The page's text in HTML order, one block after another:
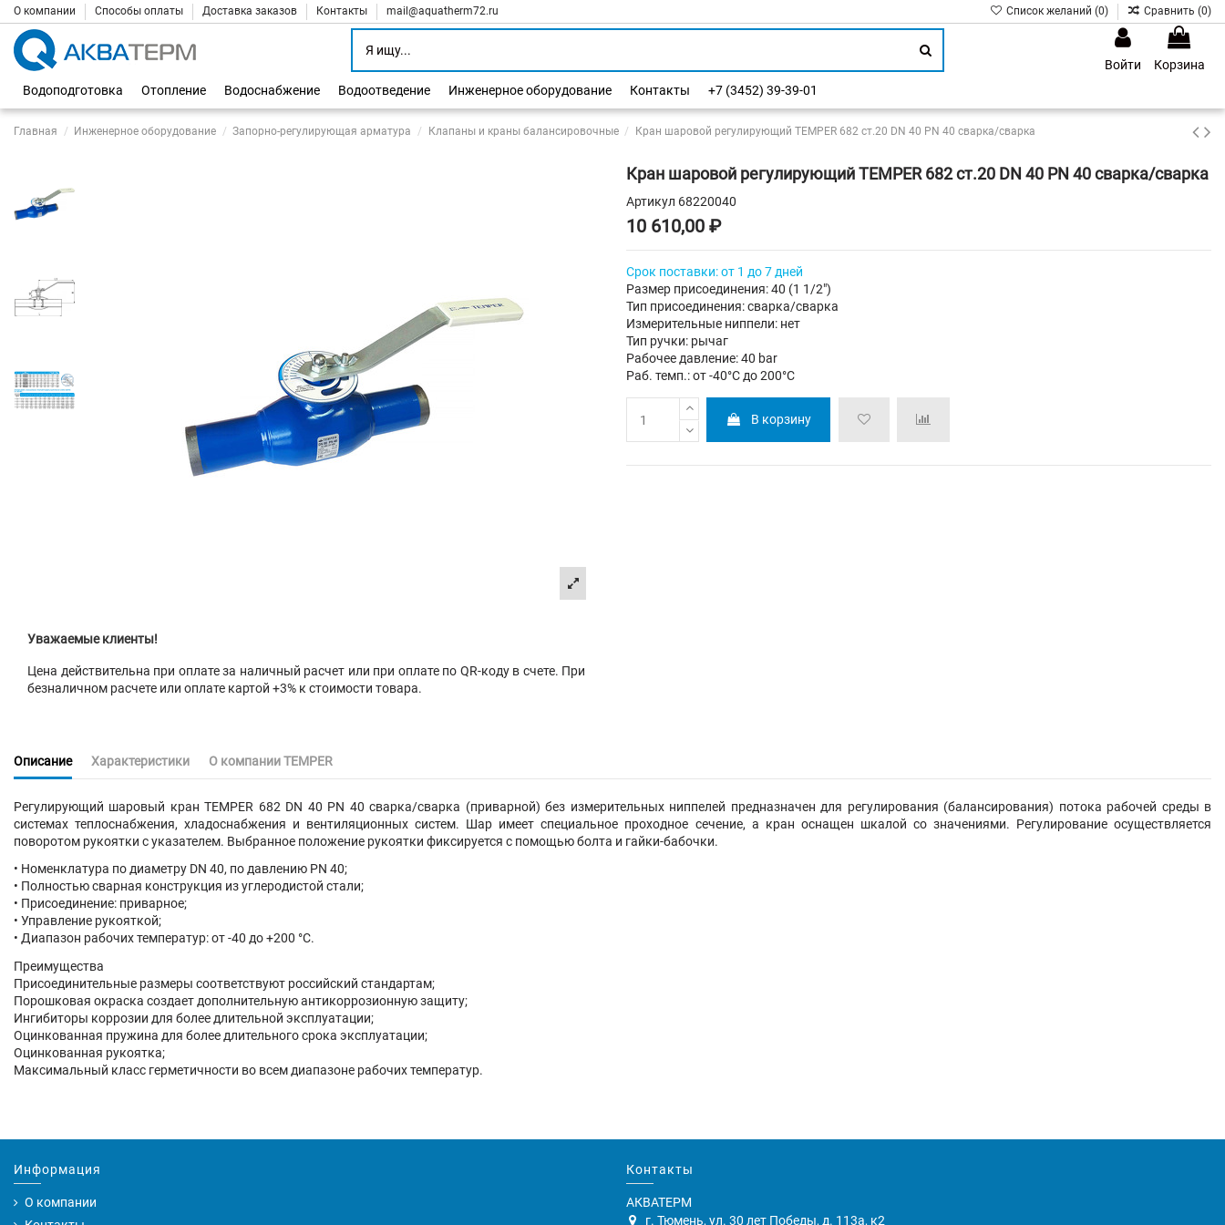
О компании Способы оплаты Доставка заказов Контакты mail@aquatherm72.ru Список желаний (0) Сравнить (0)
Войти
Корзина
Водоподготовка
Отопление Водоснабжение Водоотведение Инженерное оборудование Контакты +7 (3452) 39-39-01
Главная Инженерное оборудование Запорно-регулирующая арматура Клапаны и краны балансировочные Кран шаровой регулирующий TEMPER 682 ст.20 DN 40 PN 40 сварка/сварка
Уважаемые клиенты!
Цена действительна при оплате за наличный расчет или при оплате по QR-коду в счете. При
безналичном расчете или оплате картой +3% к стоимости товара.
Кран шаровой регулирующий TEMPER 682 ст.20 DN 40 PN 40 сварка/сварка
Артикул 68220040
10 610,00 ₽
Срок поставки: от 1 до 7 дней
Размер присоединения: 40 (1 1/2")
Тип присоединения: сварка/сварка
Измерительные ниппели: нет
Тип ручки: рычаг
Рабочее давление: 40 bar
Раб. темп.: от -40°C до 200°C
В корзину
Описание Характеристики О компании TEMPER
Регулирующий шаровый кранTEMPER 682 DN 40 PN 40 сварка/сварка (приварной) без измерительных ниппелей предназначен для регулирования (балансирования) потока рабочей среды в
системах теплоснабжения, хладоснабжения и вентиляционных систем. Шар имеет специальное проходное сечение, а кран оснащен шкалой со значениями. Регулирование осуществляется
поворотом рукоятки с указателем. Выбранное положение рукоятки фиксируется с помощью болта и гайки-бабочки.
• Номенклатура по диаметру DN 40, по давлению PN 40;
• Полностью сварная конструкция из углеродистой стали;
• Присоединение: приварное;
• Управление рукояткой;
• Диапазон рабочих температур: от -40 до +200 °С.
Преимущества
Присоединительные размеры соответствуют российский стандартам;
Порошковая окраска создает дополнительную антикоррозионную защиту;
Ингибиторы коррозии для более длительной эксплуатации;
Оцинкованная пружина для более длительного срока эксплуатации;
Оцинкованная рукоятка;
Максимальный класс герметичности во всем диапазоне рабочих температур.
Информация
О компании
Контакты
АКВАТЕРМ
г. Тюмень, ул. 30 лет Победы, д. 113а, к2